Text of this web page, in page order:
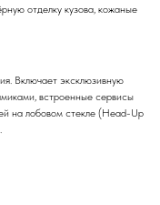
отделку кузова, кожаные
Включает эксклюзивную
встроенные сервисы
на лобовом стекле (Head-Up